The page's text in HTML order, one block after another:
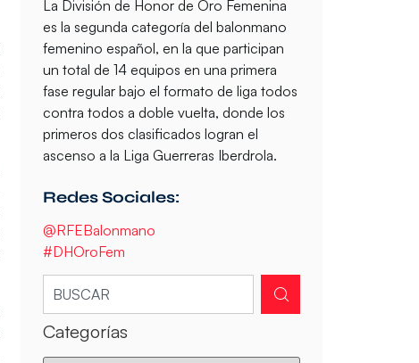
La División de Honor de Oro Femenina
es la segunda categoría del balonmano
femenino español, en la que participan
un total de 14 equipos en una primera
fase regular bajo el formato de liga todos
contra todos a doble vuelta, donde los
primeros dos clasificados logran el
ascenso a la Liga Guerreras Iberdrola.
Redes Sociales:
@RFEBalonmano
#DHOroFem
Categorías